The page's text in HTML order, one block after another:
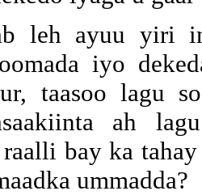
leh ayuu yiri
iyo
taasoo lagu
ah
bay ka
ummadda?